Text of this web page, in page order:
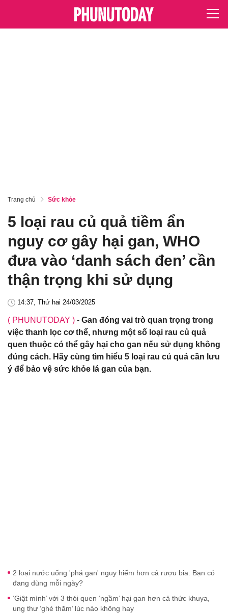
Trang chủ Sức khỏe
5 loại rau củ quả tiềm ẩn
nguy cơ gây hại gan, WHO
đưa vào ‘danh sách đen’ cần
thận trọng khi sử dụng
14:37, Thứ hai 24/03/2025
( PHUNUTODAY ) - Gan đóng vai trò quan trọng trong
việc thanh lọc cơ thể, nhưng một số loại rau củ quả
quen thuộc có thể gây hại cho gan nếu sử dụng không
đúng cách. Hãy cùng tìm hiểu 5 loại rau củ quả cần lưu
ý để bảo vệ sức khỏe lá gan của bạn.
2 loại nước uống 'phá gan' nguy hiểm hơn cả rượu bia: Bạn có
đang dùng mỗi ngày?
‘Giật mình’ với 3 thói quen ‘ngầm’ hại gan hơn cả thức khuya,
ung thư ‘ghé thăm’ lúc nào không hay